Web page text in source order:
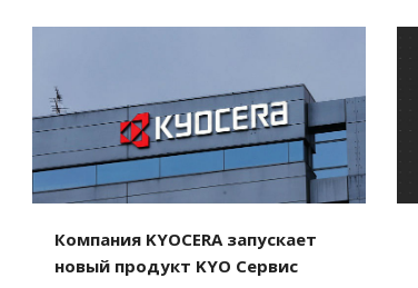
Компания KYOCERA запускает
новый продукт KYO Сервис